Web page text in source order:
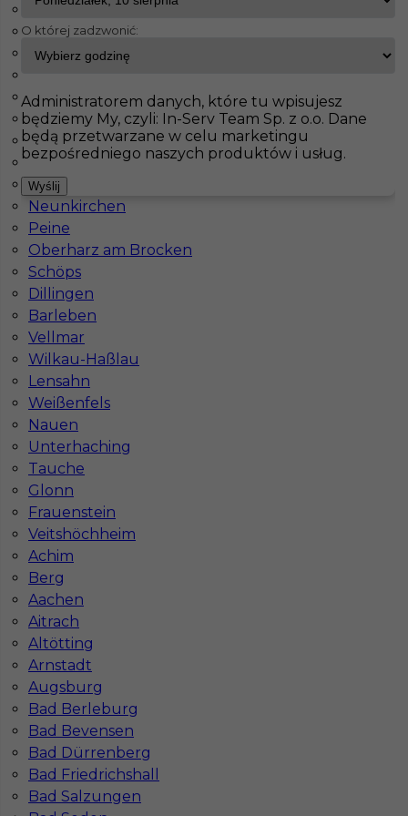
InServ Oferty pracy
Pokaż filtr
Maintal
Albig
Pasenbach
Bisingen
Gorxheimertal
Waldeck
Schorndorf
Seubersdorf
Neunkirchen
Peine
Oberharz am Brocken
Schöps
Dillingen
Barleben
Vellmar
Wilkau-Haßlau
Lensahn
Weißenfels
Nauen
Unterhaching
Tauche
Glonn
Frauenstein
Veitshöchheim
Achim
Berg
Aachen
Aitrach
Altötting
Arnstadt
Augsburg
Bad Berleburg
Bad Bevensen
Bad Dürrenberg
Bad Friedrichshall
Bad Salzungen
Pomocnik budowlany bez języka - od zaraz!
Kategoria Prace budowlane
Pomocnik
Lokalizacja
Wymagane języki
Stawka 12 - 14 € / h
1
Znaleziono 1 wyników
Jak znaleźć pracę za granicą?
Czy praca Niemcy na budowie nadal się
opłaca przy obecnych kosztach życia?
O której zadzwonić:
Administratorem danych, które tu wpisujesz
będziemy My, czyli: In-Serv Team Sp. z o.o. Dane
będą przetwarzane w celu marketingu
bezpośredniego naszych produktów i usług.
Wyślij